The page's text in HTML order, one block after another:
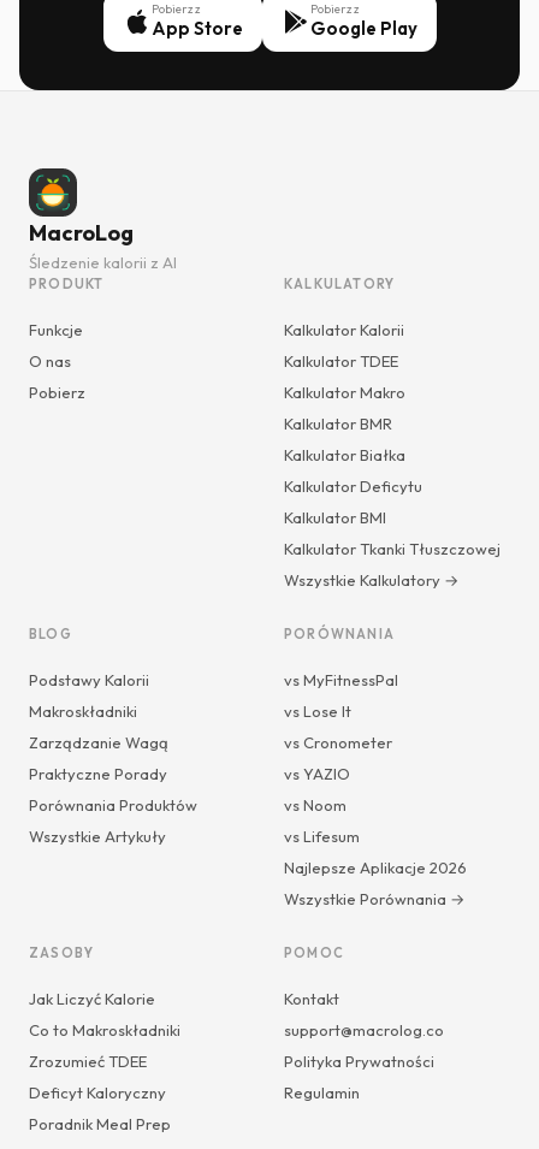
Pobierz z
App Store
Pobierz z
Google Play
MacroLog
Śledzenie kalorii z AI
PRODUKT
Funkcje
O nas
Pobierz
KALKULATORY
Kalkulator Kalorii
Kalkulator TDEE
Kalkulator Makro
Kalkulator BMR
Kalkulator Białka
Kalkulator Deficytu
Kalkulator BMI
Kalkulator Tkanki Tłuszczowej
Wszystkie Kalkulatory →
BLOG
Podstawy Kalorii
Makroskładniki
Zarządzanie Wagą
Praktyczne Porady
Porównania Produktów
Wszystkie Artykuły
PORÓWNANIA
vs MyFitnessPal
vs Lose It
vs Cronometer
vs YAZIO
vs Noom
vs Lifesum
Najlepsze Aplikacje 2026
Wszystkie Porównania →
ZASOBY
Jak Liczyć Kalorie
Co to Makroskładniki
Zrozumieć TDEE
Deficyt Kaloryczny
Poradnik Meal Prep
POMOC
Kontakt
support@macrolog.co
Polityka Prywatności
Regulamin